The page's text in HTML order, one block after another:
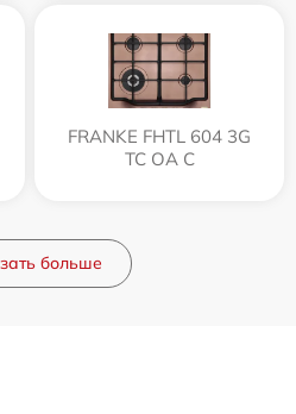
FRANKE FHTL 604 3G
TC OA C
больше